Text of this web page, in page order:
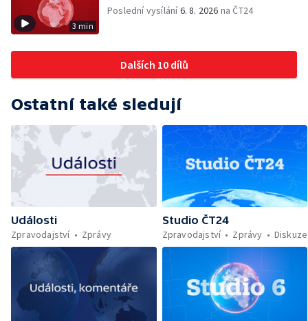
3 min
Poslední vysílání6. 8. 2026 na ČT24
Dalších 10 dílů
Ostatní také sledují
Události
Zpravodajství
Zprávy
Studio ČT24
Zpravodajství
Zprávy Diskuze